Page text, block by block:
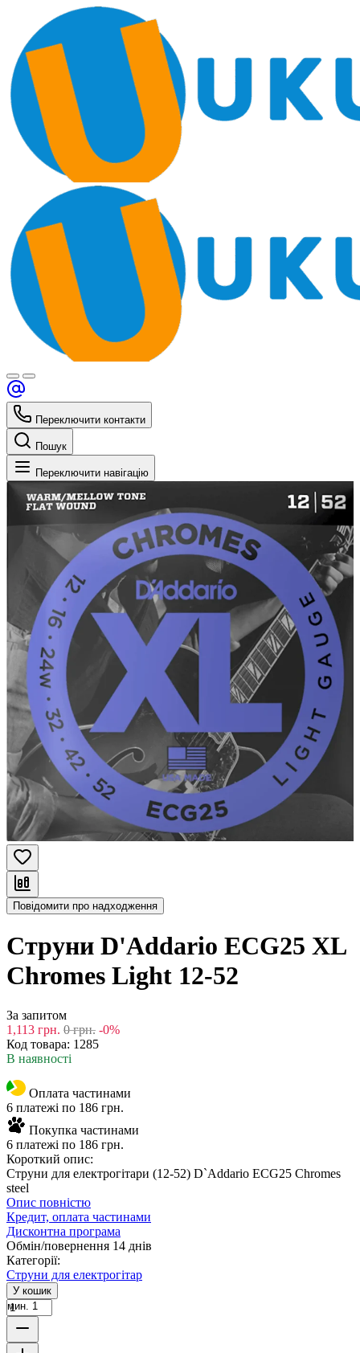
Переключити контакти
Пошук
Переключити навігацію
Повідомити про надходження
Струни D'Addario ECG25 XL
Chromes Light 12-52
За запитом
1,113 грн. 0 грн. -0%
Код товара: 1285
В наявності
Оплата частинами
6 платежі по 186 грн.
Покупка частинами
6 платежі по 186 грн.
Короткий опис:
Струни для електрогітари (12-52) D`Addario ECG25 Chromes
steel
Опис повністю
Кредит, оплата частинами
Дисконтна програма
Обмін/повернення 14 днів
Категорії:
Струни для електрогітар
У кошик
мин. 1